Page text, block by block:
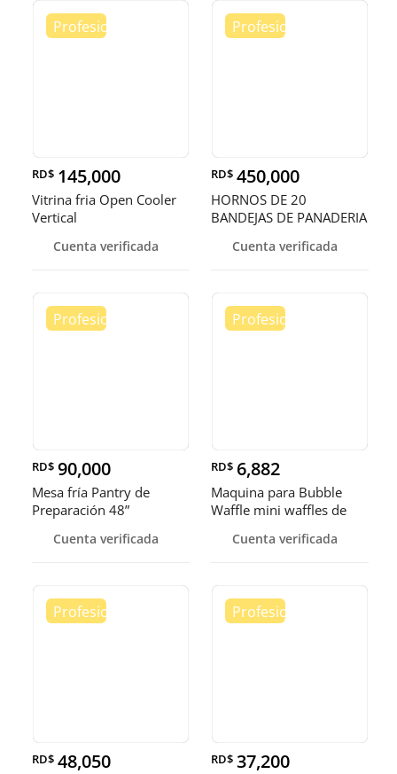
RD$ 145,000
Vitrina fria Open Cooler
Vertical
Cuenta verificada
RD$ 450,000
HORNOS DE 20
BANDEJAS DE PANADERIA
Cuenta verificada
RD$ 90,000
Mesa fría Pantry de
Preparación 48”
Cuenta verificada
RD$ 6,882
Maquina para Bubble
Waffle mini waffles de
Cuenta verificada
RD$ 48,050 RD$ 37,200